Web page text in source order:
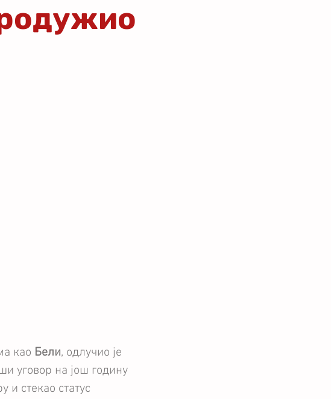
као Бели, одлучио је
уговор на још годину
и стекао статус